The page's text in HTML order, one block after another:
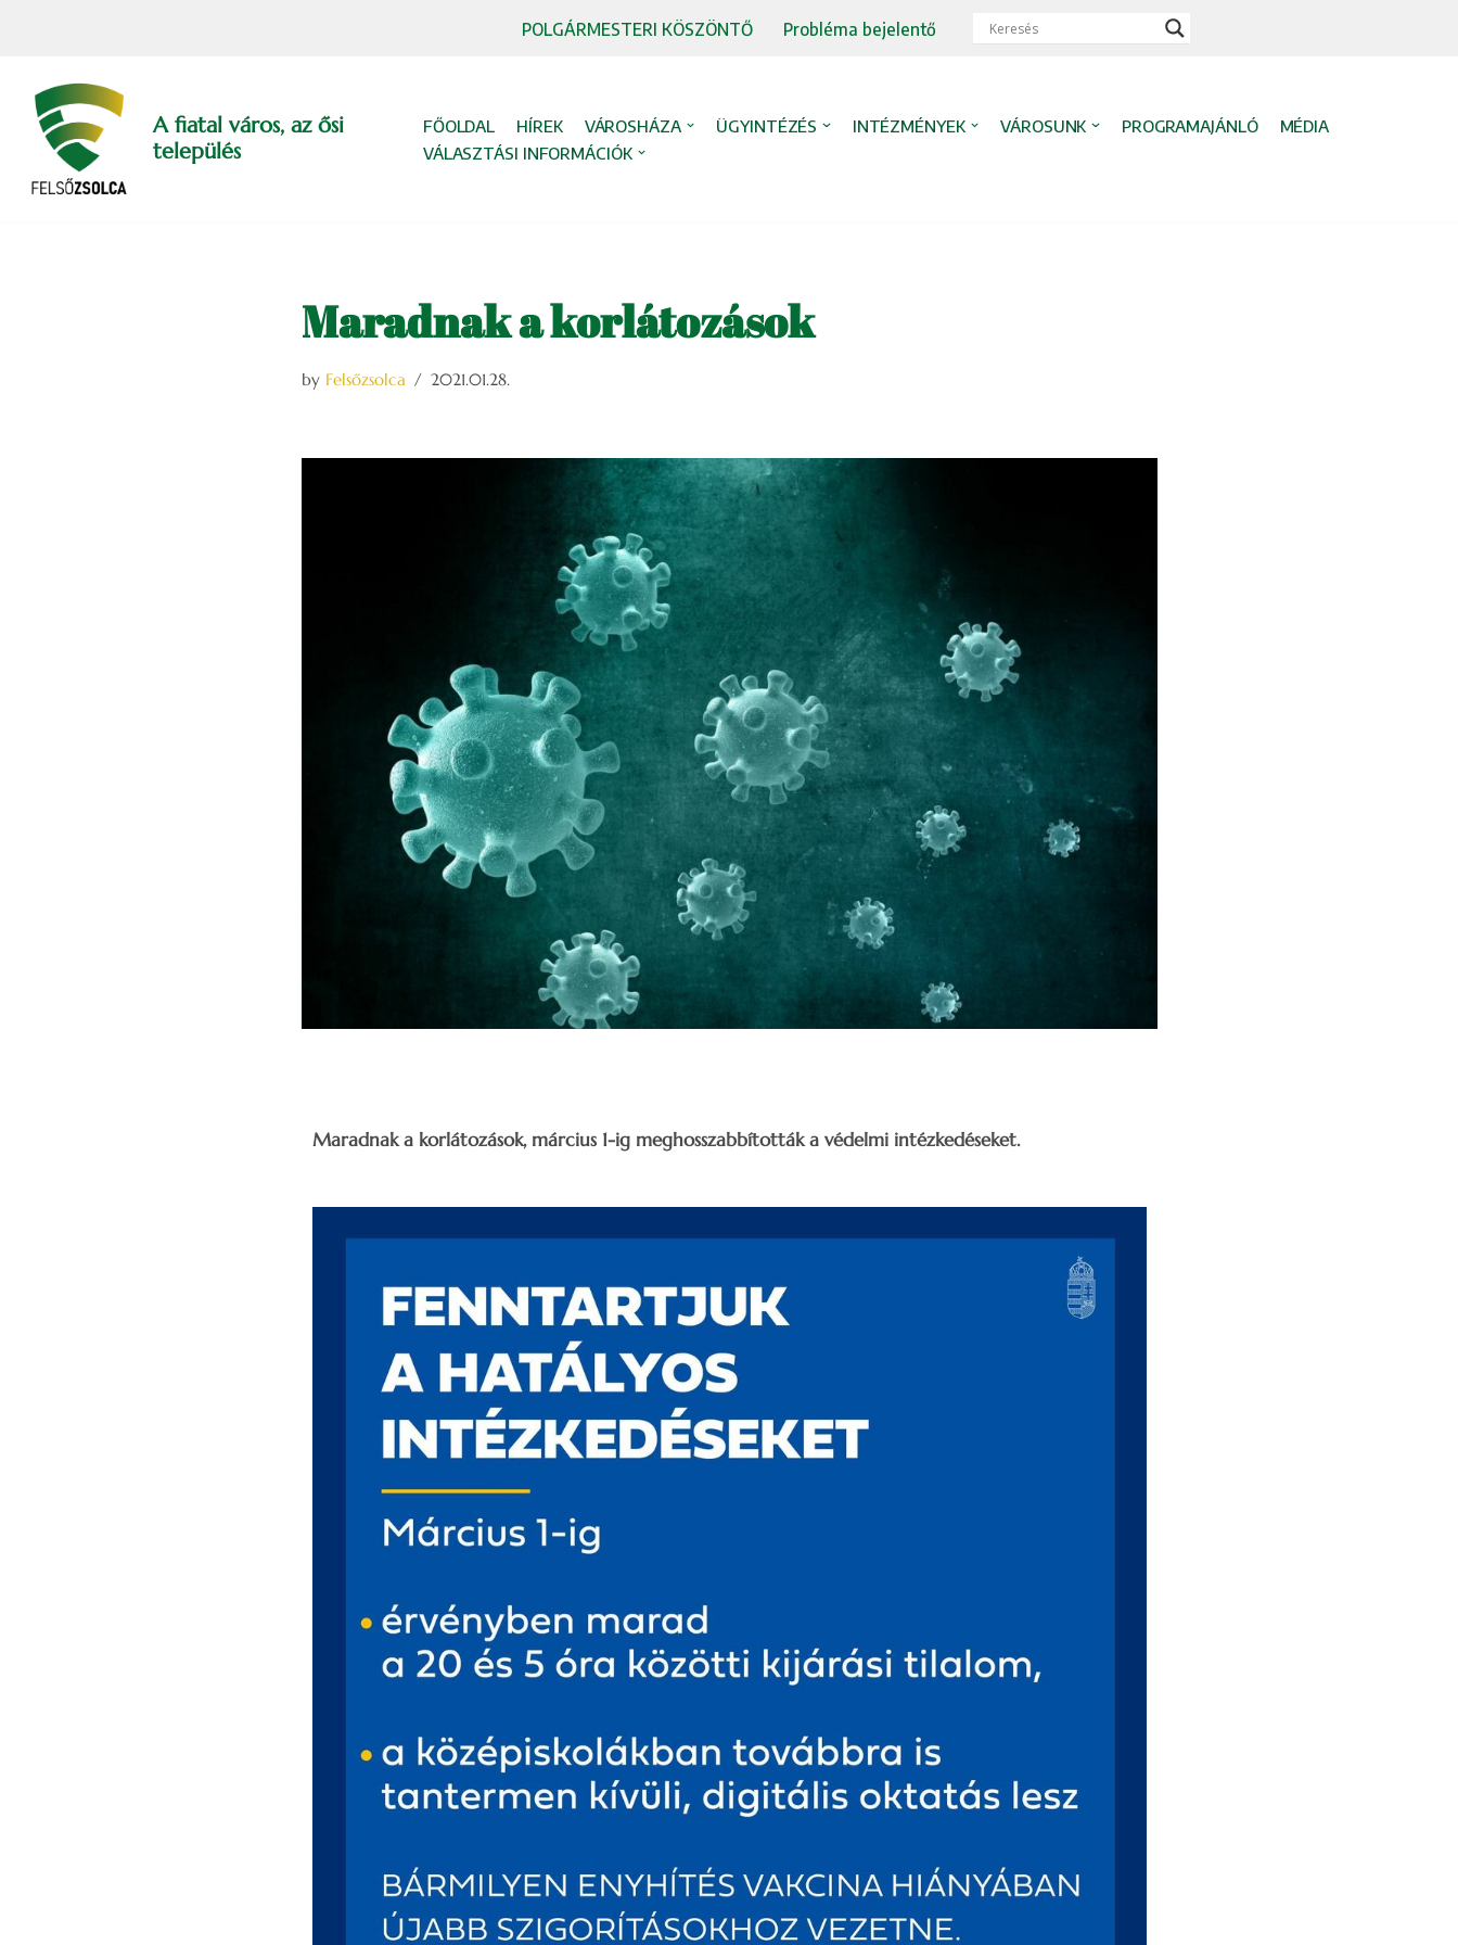
content
POLGÁRMESTERI KÖSZÖNTŐ Probléma bejelentő
A fiatal város, az ősi
település
FŐOLDAL HÍREK VÁROSHÁZA ÜGYINTÉZÉS INTÉZMÉNYEK VÁROSUNK PROGRAMAJÁNLÓ
MÉDIA
VÁLASZTÁSI INFORMÁCIÓK
Maradnak a korlátozások
by Felsőzsolca 2021.01.28.
Maradnak a korlátozások, március 1-ig meghosszabbították a védelmi intézkedéseket.